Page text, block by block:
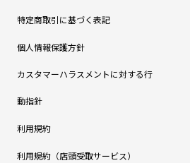
特定商取引に基づく表記
個人情報保護方針
カスタマーハラスメントに対する行
動指針
利用規約
利用規約（店頭受取サービス）